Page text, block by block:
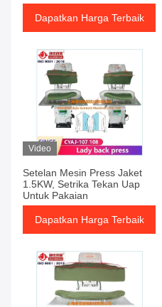
Dapatkan Harga Terbaik
Video
Setelan Mesin Press Jaket
1.5KW, Setrika Tekan Uap
Untuk Pakaian
Dapatkan Harga Terbaik